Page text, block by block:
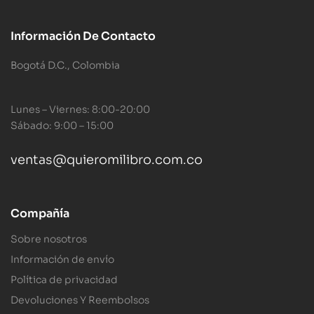
Información De Contacto
Bogotá D.C., Colombia
Lunes – Viernes: 8:00-20:00
Sábado: 9:00 – 15:00
ventas@quieromilibro.com.co
Compañía
Sobre nosotros
Información de envío
Política de privacidad
Devoluciones Y Reembolsos